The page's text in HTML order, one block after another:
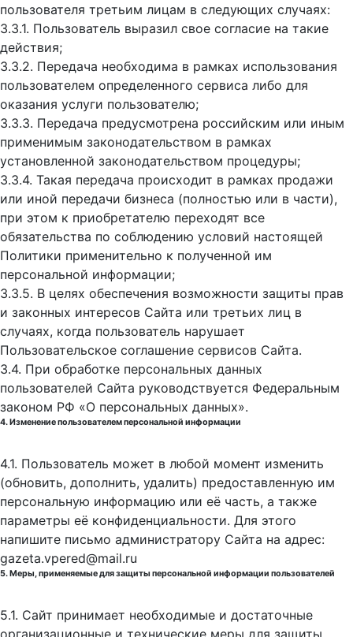
пользователя третьим лицам в следующих случаях:
3.3.1. Пользователь выразил свое согласие на такие
действия;
3.3.2. Передача необходима в рамках использования
пользователем определенного сервиса либо для
оказания услуги пользователю;
3.3.3. Передача предусмотрена российским или иным
применимым законодательством в рамках
установленной законодательством процедуры;
3.3.4. Такая передача происходит в рамках продажи
или иной передачи бизнеса (полностью или в части),
при этом к приобретателю переходят все
обязательства по соблюдению условий настоящей
Политики применительно к полученной им
персональной информации;
3.3.5. В целях обеспечения возможности защиты прав
и законных интересов Сайта или третьих лиц в
случаях, когда пользователь нарушает
Пользовательское соглашение сервисов Сайта.
3.4. При обработке персональных данных
пользователей Сайта руководствуется Федеральным
законом РФ «О персональных данных».
4. Изменение пользователем персональной информации
4.1. Пользователь может в любой момент изменить
(обновить, дополнить, удалить) предоставленную им
персональную информацию или её часть, а также
параметры её конфиденциальности. Для этого
напишите письмо администратору Сайта на адрес:
gazeta.vpered@mail.ru
5. Меры, применяемые для защиты персональной информации пользователей
5.1. Сайт принимает необходимые и достаточные